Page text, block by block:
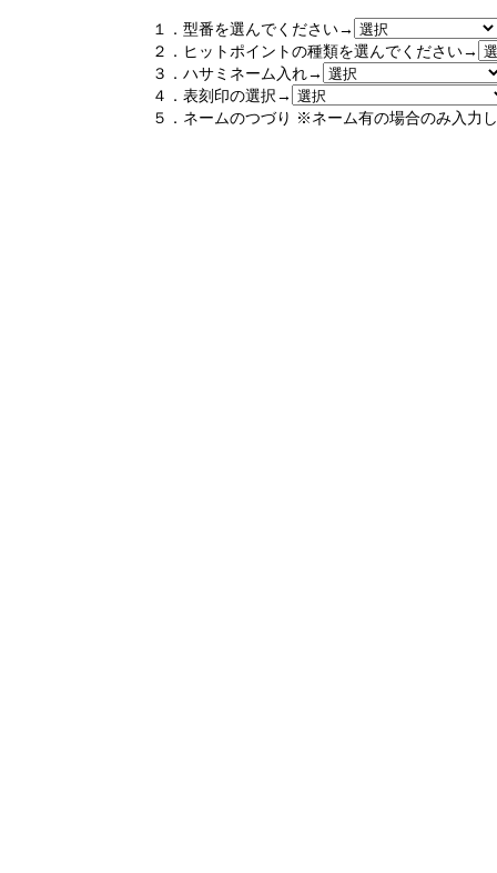
１．型番を選んでください→
２．ヒットポイントの種類を選んでください→
３．ハサミネーム入れ→
４．表刻印の選択→
５．ネームのつづり ※ネーム有の場合のみ入力